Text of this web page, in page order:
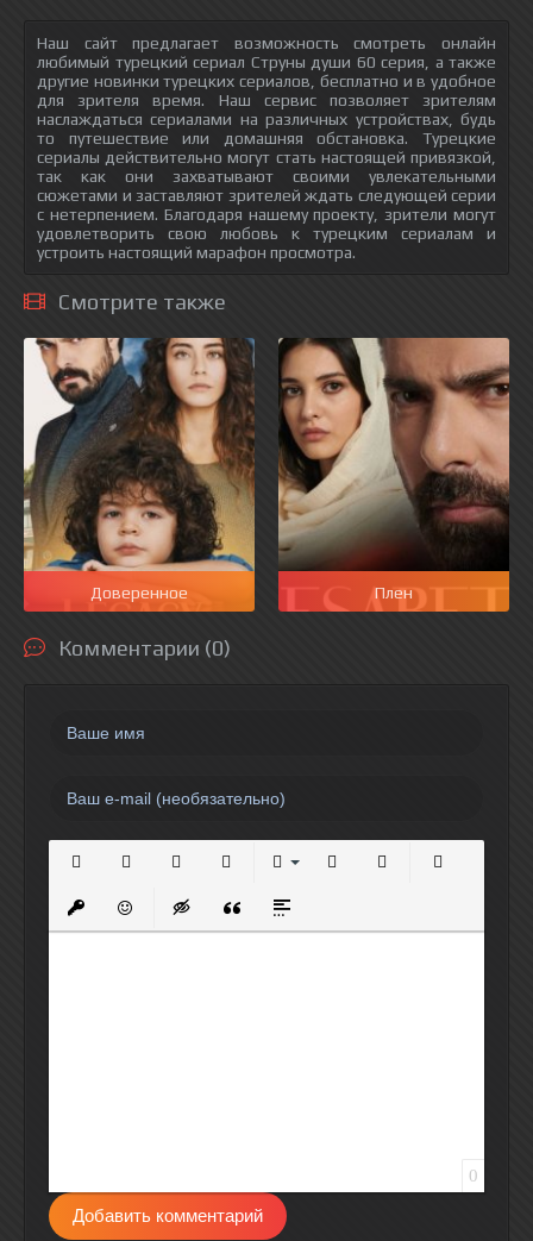
Наш сайт предлагает возможность смотреть онлайн
любимый турецкий сериал Струны души 60 серия, а также
другие новинки турецких сериалов, бесплатно и в удобное
для зрителя время. Наш сервис позволяет зрителям
наслаждаться сериалами на различных устройствах, будь
то путешествие или домашняя обстановка. Турецкие
сериалы действительно могут стать настоящей привязкой,
так как они захватывают своими увлекательными
сюжетами и заставляют зрителей ждать следующей серии
с нетерпением. Благодаря нашему проекту, зрители могут
удовлетворить свою любовь к турецким сериалам и
устроить настоящий марафон просмотра.
Смотрите также
Доверенное Плен
Комментарии (0)
Вставить защищенную ссылку
Вставить смайлик
Вставка скрытого текста
Вставка цитаты
Вставка спойлера
0
Добавить комментарий